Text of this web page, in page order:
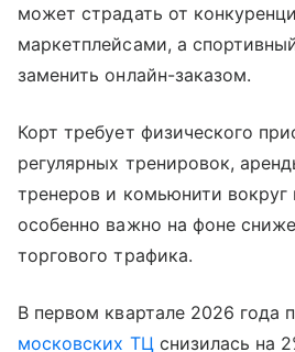
может страдать от
маркетплейсами, а
заменить онлайн-заказом.
Корт требует физического
регулярных тренировок,
тренеров и комьюнити вокруг
особенно важно на фоне
торгового трафика.
В первом квартале 2026 года
московских ТЦснизилась на